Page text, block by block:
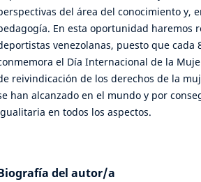
del área del conocimiento y,
En esta oportunidad haremos
venezolanas, puesto que cada
el Día Internacional de la
reivindicación de los derechos de la
han alcanzado en el mundo y por
en todos los aspectos.
del autor/a